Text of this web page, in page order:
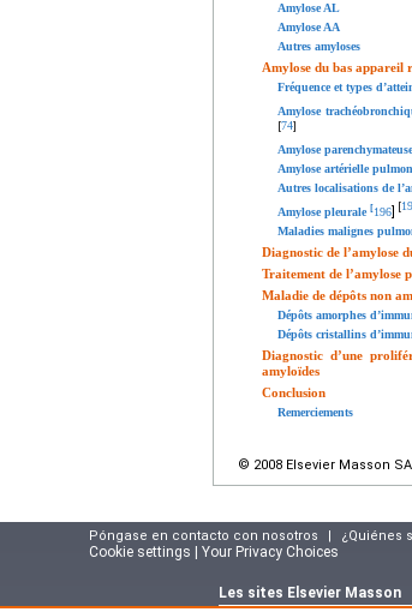
Amylose AL
Amylose AA
Autres amyloses
Amylose du bas appareil
Fréquence et types
Amylose
[74]
Amylose parenchymateuse
Amylose artérielle
Autres localisations de
Amylose pleurale [196] [
Maladies malignes
Diagnostic de l’amylose
Traitement de l’amylose
Maladie de dépôts non
Dépôts amorphes
Dépôts cristallins
Diagnostic d’une
amyloïdes
Conclusion
Remerciements
© 2008 Elsevier Masson
Póngase en contacto con nosotros | ¿Quiénes
Cookie settings | Your Privacy Choices
Les sites Elsevier Masson